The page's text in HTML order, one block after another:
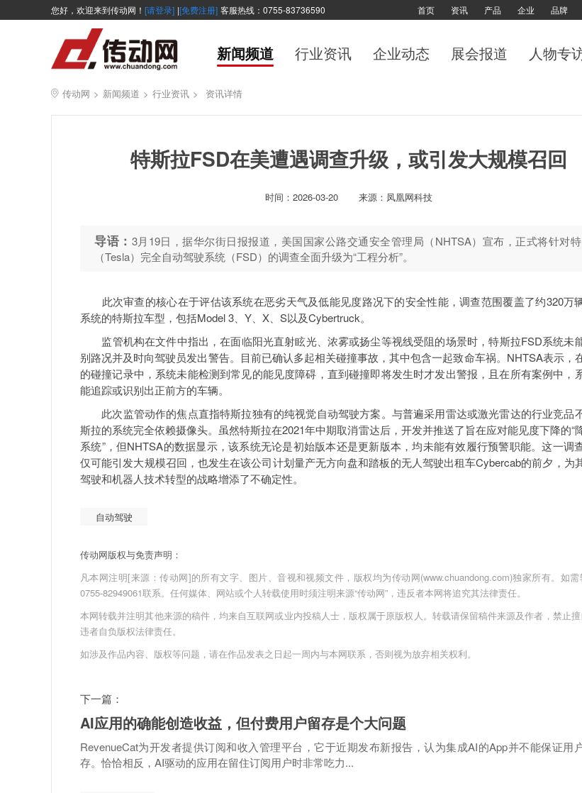
您好，欢迎来到传动网！ [请登录] |[免费注册] 客服热线：0755-83736590 首页 资讯 产品 企业 品牌
新闻频道 行业资讯 企业动态 展会报道 人物专
传动网 > 新闻频道 > 行业资讯 > 资讯详情
特斯拉FSD在美遭遇调查升级，或引发大规模召回
时间： 2026-03-20 来源：凤凰网科技
导语： 3月19日，据华尔街日报报道，美国国家公路交通安全管理局（NHTSA）宣布，正式将针对
（Tesla）完全自动驾驶系统（FSD）的调查全面升级为“工程分析”。
此次审查的核心在于评估该系统在恶劣天气及低能见度路况下的安全性能，调查范围覆盖了约320万
系统的特斯拉车型，包括Model 3、Y、X、S以及Cybertruck。
监管机构在文件中指出，在面临阳光直射眩光、浓雾或扬尘等视线受阻的场景时，特斯拉FSD系统未
别路况并及时向驾驶员发出警告。目前已确认多起相关碰撞事故，其中包含一起致命车祸。NHTSA表示，
的碰撞记录中，系统未能检测到常见的能见度障碍，直到碰撞即将发生时才发出警报，且在所有案例中，
能追踪或识别出正前方的车辆。
此次监管动作的焦点直指特斯拉独有的纯视觉自动驾驶方案。与普遍采用雷达或激光雷达的行业竞品
斯拉的系统完全依赖摄像头。虽然特斯拉在2021年中期取消雷达后，开发并推送了旨在应对能见度下降的“
系统”，但NHTSA的数据显示，该系统无论是初始版本还是更新版本，均未能有效履行预警职能。这一调
仅可能引发大规模召回，也发生在该公司计划量产无方向盘和踏板的无人驾驶出租车Cybercab的前夕，为
驾驶和机器人技术转型的战略增添了不确定性。
自动驾驶
传动网版权与免责声明：
凡本网注明[来源：传动网]的所有文字、图片、音视和视频文件，版权均为传动网(www.chuandong.com)独家所有。如
0755-82949061联系。任何媒体、网站或个人转载使用时须注明来源“传动网”，违反者本网将追究其法律责任。
本网转载并注明其他来源的稿件，均来自互联网或业内投稿人士，版权属于原版权人。转载请保留稿件来源及作者，禁止擅
违者自负版权法律责任。
如涉及作品内容、版权等问题，请在作品发表之日起一周内与本网联系，否则视为放弃相关权利。
下一篇：
AI应用的确能创造收益，但付费用户留存是个大问题
RevenueCat为开发者提供订阅和收入管理平台，它于近期发布新报告，认为集成AI的App并不能保证用
存。恰恰相反，AI驱动的应用在留住订阅用户时非常吃力...